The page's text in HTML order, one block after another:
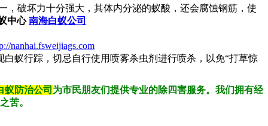
，破坏力十分强大，其体内分泌的蚁酸，还会腐蚀钢筋，使
中心南海白蚁公司
nanhai.fsweijiags.com
蚁行踪，切忌自行使用喷雾杀虫剂进行喷杀，以免“打草惊
蚁防治公司 为市民朋友们提供专业的除四害服务。我们拥有经
苦。